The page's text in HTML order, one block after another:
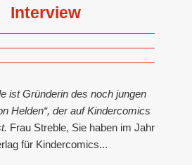
Interview
ist Gründerin des noch jungen
Helden“, der auf Kindercomics
Frau Streble, Sie haben im Jahr
für Kindercomics...